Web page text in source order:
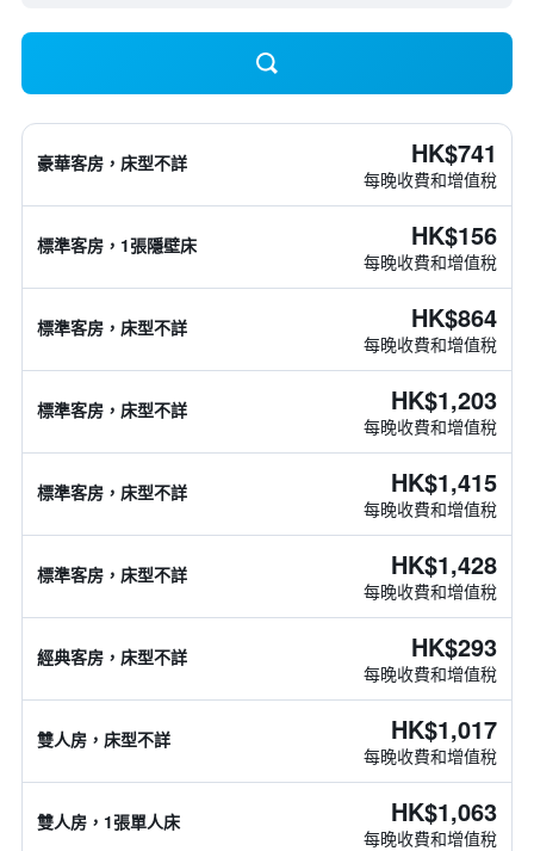
豪華客房，床型不詳 HK$741
每晚收費和增值稅
標準客房，1張隱壁床 HK$156
每晚收費和增值稅
標準客房，床型不詳 HK$864
每晚收費和增值稅
標準客房，床型不詳 HK$1,203
每晚收費和增值稅
標準客房，床型不詳 HK$1,415
每晚收費和增值稅
標準客房，床型不詳 HK$1,428
每晚收費和增值稅
經典客房，床型不詳 HK$293
每晚收費和增值稅
雙人房，床型不詳 HK$1,017
每晚收費和增值稅
雙人房，1張單人床 HK$1,063
每晚收費和增值稅